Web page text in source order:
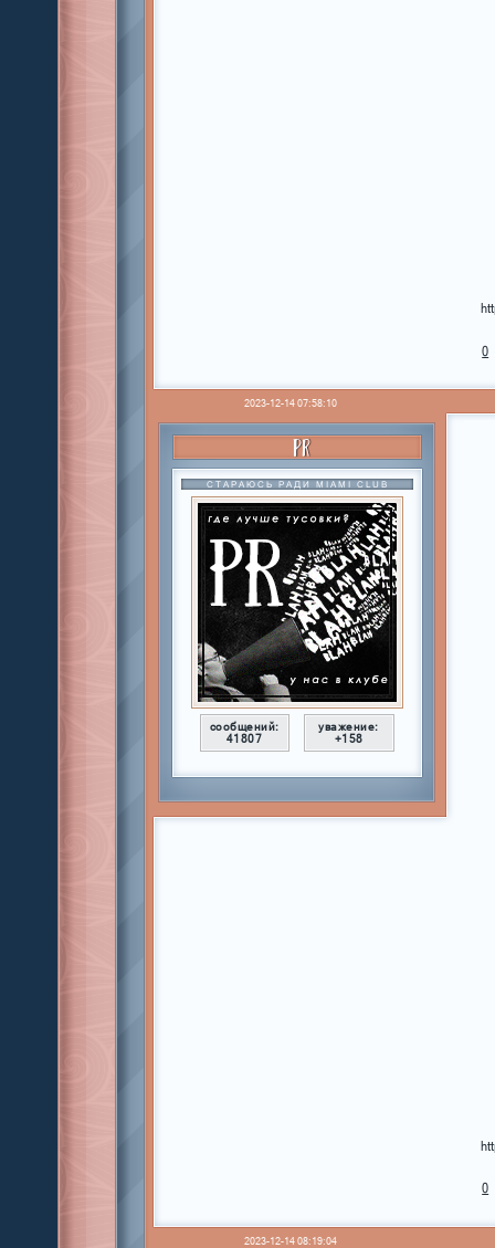
0
2023-12-14 07:58:10
PR
СТАРАЮСЬ РАДИ MIAMI CLUB
сообщений:
41807
уважение:
+158
0
2023-12-14 08:19:04